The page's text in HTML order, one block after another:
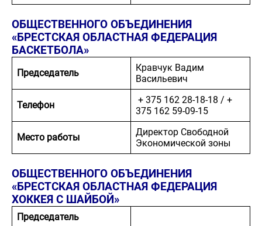
ОБЩЕСТВЕННОГО ОБЪЕДИНЕНИЯ
«БРЕСТСКАЯ ОБЛАСТНАЯ ФЕДЕРАЦИЯ
БАСКЕТБОЛА»
Председатель
Кравчук Вадим
Васильевич
Телефон + 375 162 28-18-18 / +
375 162 59-09-15
Место работы
Директор Свободной
Экономической зоны
ОБЩЕСТВЕННОГО ОБЪЕДИНЕНИЯ
«БРЕСТСКАЯ ОБЛАСТНАЯ ФЕДЕРАЦИЯ
ХОККЕЯ С ШАЙБОЙ»
Председатель